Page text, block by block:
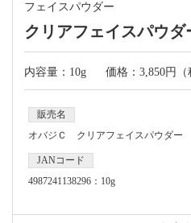
フェイスパウダー
クリアフェイスパウダ
内容量：10g 価格：3,850円（
販売名
オバジＣ クリアフェイスパウダー
JANコード
4987241138296：10g